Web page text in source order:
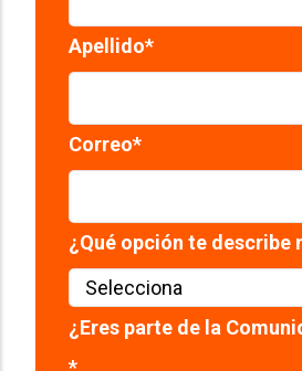
Apellido*
Correo*
¿Qué opción te describe
¿Eres parte de la